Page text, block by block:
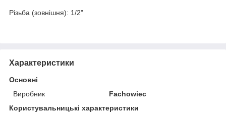
Різьба (зовнішня): 1/2"
Характеристики
Основні
Виробник
Fachowiec
Користувальницькі характеристики